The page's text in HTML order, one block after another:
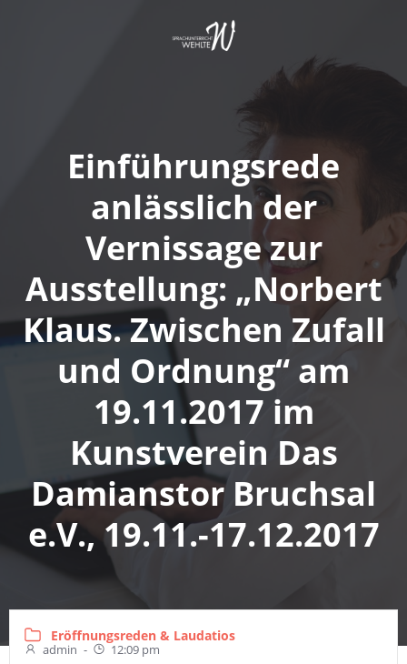
zum
Inhalt
Einführungsrede
anlässlich der
Vernissage zur
Ausstellung: „Norbert
Klaus. Zwischen Zufall
und Ordnung“ am
19.11.2017 im
Kunstverein Das
Damianstor Bruchsal
e.V., 19.11.-17.12.2017
Eröffnungsreden & Laudatios
admin - 12:09 pm